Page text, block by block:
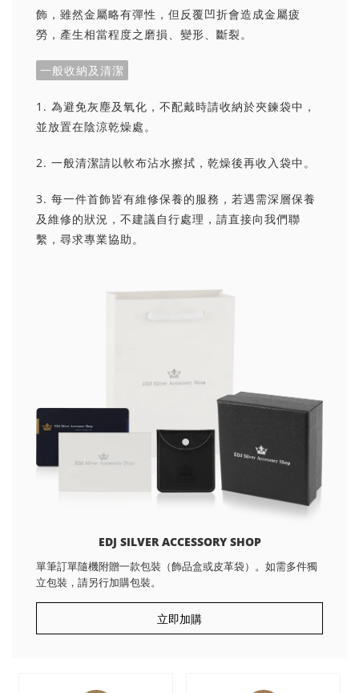
飾，雖然金屬略有彈性，但反覆凹折會造成金屬疲
勞，產生相當程度之磨損、變形、斷裂。
一般收納及清潔
1. 為避免灰塵及氧化，不配戴時請收納於夾鍊袋中，
並放置在陰涼乾燥處。
2. 一般清潔請以軟布沾水擦拭，乾燥後再收入袋中。
3. 每一件首飾皆有維修保養的服務，若遇需深層保養
及維修的狀況，不建議自行處理，請直接向我們聯
繫，尋求專業協助。
EDJ SILVER ACCESSORY SHOP
單筆訂單隨機附贈一款包裝（飾品盒或皮革袋）。如需多件獨
立包裝，請另行加購包裝。
立即加購